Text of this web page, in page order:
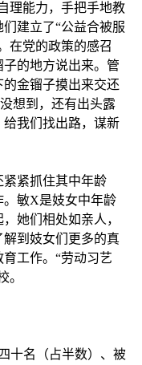
理能力，手把手地教
建立了“公益合被服
在党的政策的感召
子的地方说出来。管
金镏子摸出来交还
想到，还有出头露
我们找出路，谋新
紧抓住其中年龄
敏X是妓女中年龄
她们相处如亲人，
到妓女们更多的真
工作。“劳动习艺
。
名（占半数）、被